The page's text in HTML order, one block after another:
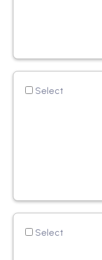
Select
Select